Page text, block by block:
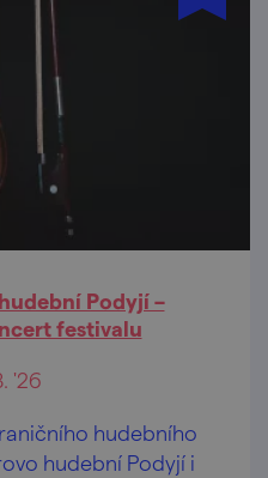
Podyjí –
festivalu
'26
hudebního
hudební Podyjí i